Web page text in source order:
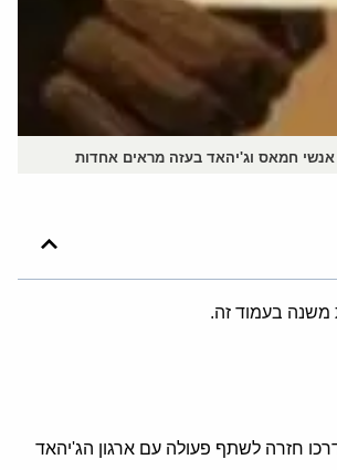
אנשי חמאס וג'יהאד בעזה מראים אחדות
משנה בעמוד זה.
חזרה לשתף פעולה עם ארגון הג'יהאד